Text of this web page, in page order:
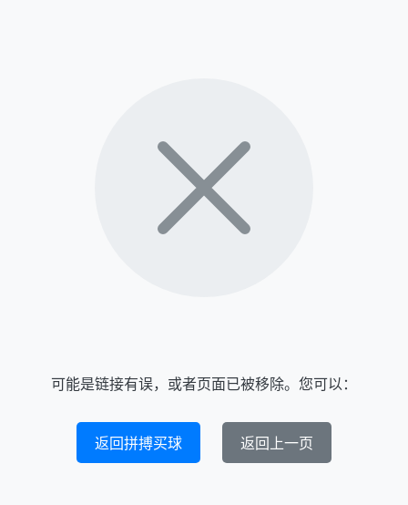
可能是链接有误，或者页面已被移除。您可以：
返回拼搏买球 返回上一页